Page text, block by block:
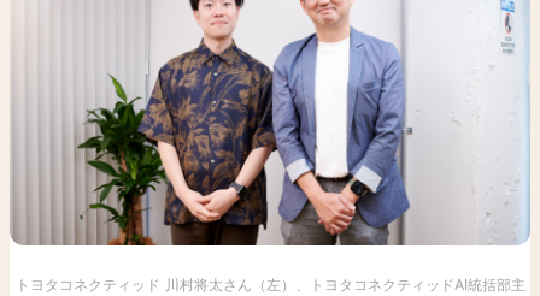
トヨタコネクティッド 川村将太さん（左）、トヨタコネクティッドAI統括部主